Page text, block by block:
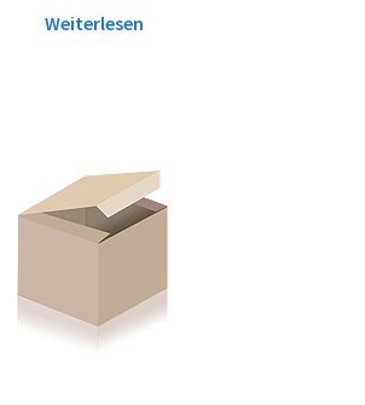
Weiterlesen